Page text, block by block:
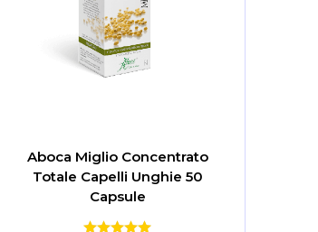
Aboca Miglio Concentrato
Totale Capelli Unghie 50
Capsule